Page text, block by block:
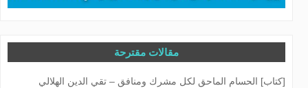
مقالات مقترحة
[كتاب] الحسام الماحق لكل مشرك ومنافق – تقي الدين الهلالي